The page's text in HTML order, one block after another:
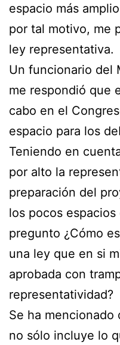
espacio más
por tal motivo, me
ley representativa.
Un funcionario del
me respondió que
cabo en el
espacio para los
Teniendo en
por alto la
preparación del
los pocos
pregunto ¿Cómo
una ley que en si
aprobada con
representatividad?
Se ha
no sólo incluye lo